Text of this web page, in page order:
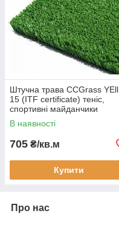
Штучна трава CCGrass YEll
15 (ITF certificate) теніс,
спортивні майданчики
В наявності
705 ₴/кв.м
Купити
Про нас